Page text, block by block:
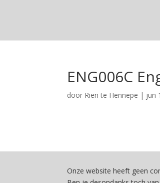
ENG006C
door Rien te Hennepe | jun
Onze website heeft geen